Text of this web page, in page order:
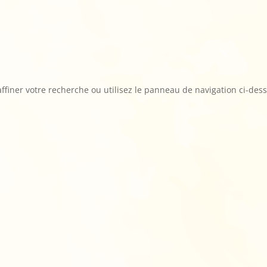
votre recherche ou utilisez le panneau de navigation ci-